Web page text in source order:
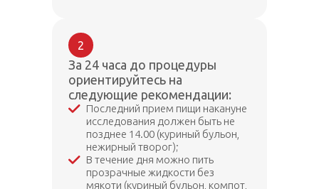
2
За 24 часа до процедуры
ориентируйтесь на
следующие рекомендации:
Последний прием пищи накануне
исследования должен быть не
позднее 14.00 (куриный бульон,
нежирный творог);
В течение дня можно пить
прозрачные жидкости без
мякоти (куриный бульон, компот,